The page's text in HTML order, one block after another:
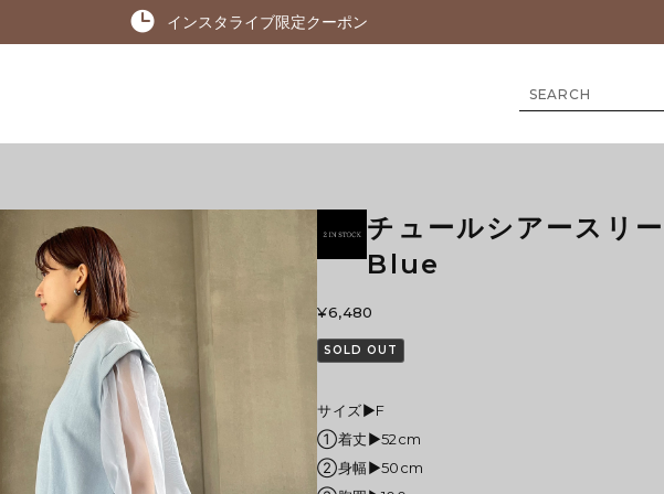
インスタライブ限定クーポン
チュールシアースリ
Blue
¥6,480
SOLD OUT
サイズ▶︎F
①着丈▶︎52cm
②身幅▶︎50cm